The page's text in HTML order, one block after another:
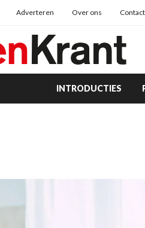
Adverteren Over ons Contact
INTRODUCTIES